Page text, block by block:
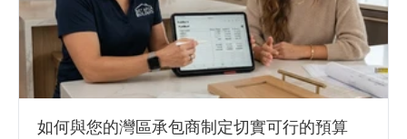
如何與您的灣區承包商制定切實可行的預算